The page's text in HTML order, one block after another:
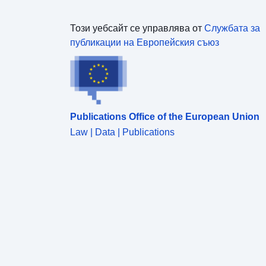
Този уебсайт се управлява от Службата за
публикации на Европейския съюз
Publications Office of the European Union
Law | Data | Publications